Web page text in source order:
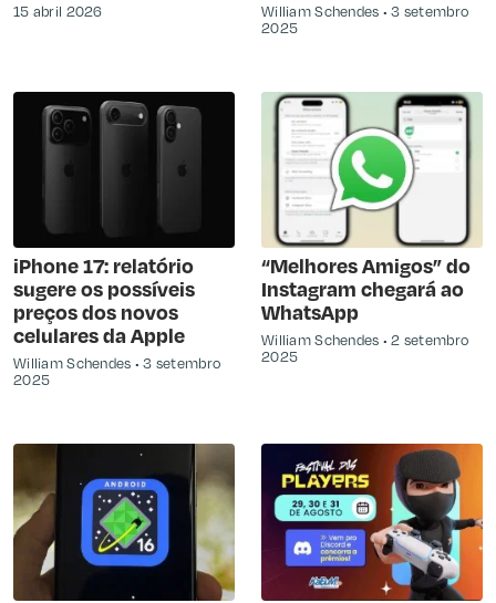
15 abril 2026 William Schendes
3 setembro
2025
iPhone 17: relatório
sugere os possíveis
preços dos novos
celulares da Apple
William Schendes
3 setembro
2025
“Melhores Amigos” do
Instagram chegará ao
WhatsApp
William Schendes
2 setembro
2025